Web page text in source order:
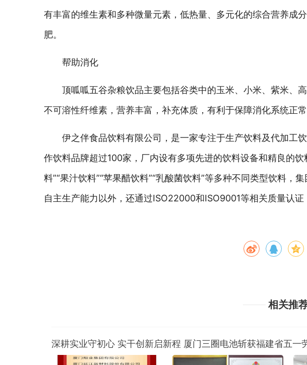
有丰富的维生素和多种微量元素，低热量、多元化的综合营养成
肥。
帮助消化
顶呱呱五谷杂粮饮品主要包括谷类中的玉米、小米、紫米、
不可溶性纤维素，营养丰富，补充体质，有利于保障消化系统正常
伊之伴食品饮料有限公司，是一家专注于生产饮料及代加工
作饮料品牌超过100家，厂内设有多项先进的饮料设备和精良的
料”“果汁饮料”“苹果醋饮料”“乳酸菌饮料”等多种不同类型饮料
自主生产能力以外，还通过ISO22000和ISO9001等相关质量认证
相关推
深耕实业守初心 实干创新启新程 厦门三圈电池斩获福建省五一